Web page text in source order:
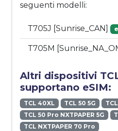
seguenti modelli:
T705J [Sunrise_CAN]
T705M
Altri dispositivi
supportano eSIM:
TCL 40XL TCL 50 5G
TCL 50 Pro NXTPAPER 5G
TCL NXTPAPER 70 Pro